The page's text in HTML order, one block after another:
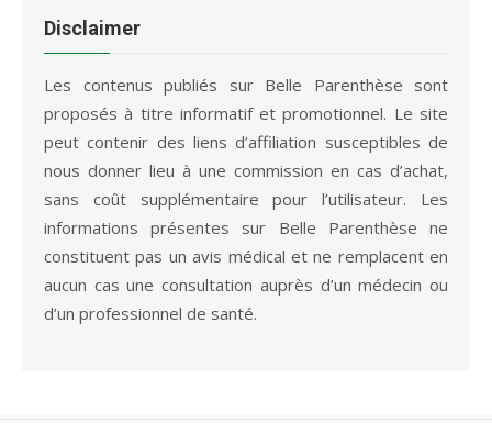
84,95 €.
Disclaimer
Les contenus publiés sur Belle Parenthèse sont
proposés à titre informatif et promotionnel. Le site
peut contenir des liens d’affiliation susceptibles de
nous donner lieu à une commission en cas d’achat,
sans coût supplémentaire pour l’utilisateur. Les
informations présentes sur Belle Parenthèse ne
constituent pas un avis médical et ne remplacent en
aucun cas une consultation auprès d’un médecin ou
d’un professionnel de santé.